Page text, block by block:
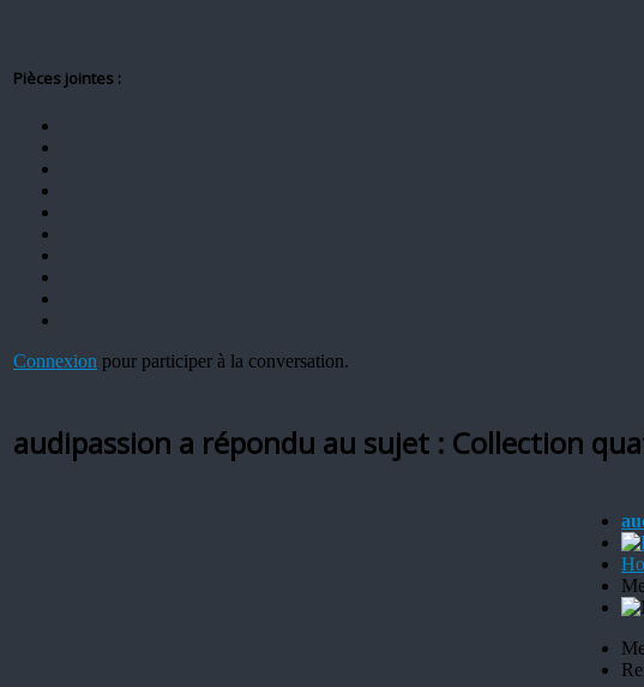
Pièces jointes :
Connexion pour participer à la conversation.
audipassion a répondu au sujet : Collection